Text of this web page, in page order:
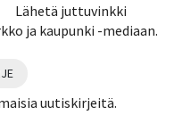
Lähetä juttuvinkki
ja kaupunki -mediaan.
uutiskirjeitä.